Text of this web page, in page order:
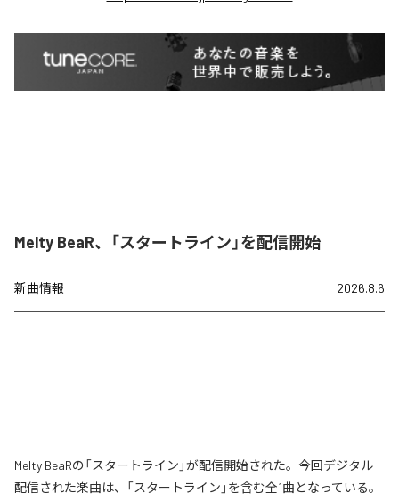
Melty BeaR、「スタートライン」を配信開始
新曲情報 2026.8.6
Melty BeaRの「スタートライン」が配信開始された。今回デジタル
配信された楽曲は、「スタートライン」を含む全1曲となっている。